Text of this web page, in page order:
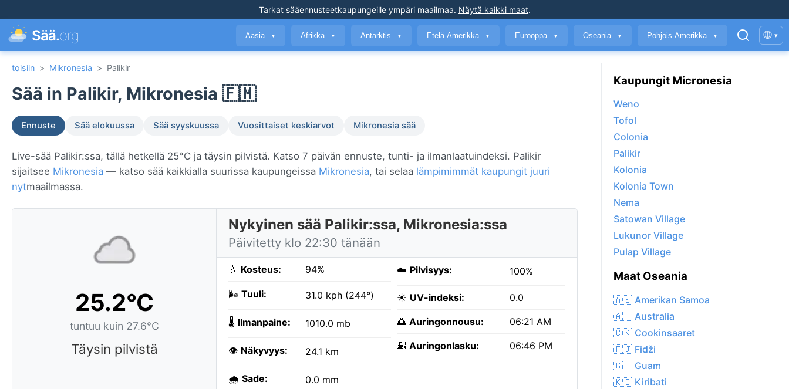
Tarkat sääennusteetkaupungeille ympäri maailmaa. Näytä kaikki maat.
Sää.org Aasia ▼ Afrikka ▼ Antarktis ▼ Etelä-Amerikka ▼ Eurooppa ▼ Oseania ▼ Pohjois-Amerikka ▼ 🌐 ▾
toisiin > Mikronesia > Palikir
Sää in Palikir, Mikronesia 🇫🇲
Ennuste Sää elokuussa Sää syyskuussa Vuosittaiset keskiarvot Mikronesia sää
Live-sää Palikir:ssa, tällä hetkellä 25°C ja täysin pilvistä. Katso 7 päivän ennuste, tunti- ja ilmanlaatuindeksi. Palikir
sijaitsee Mikronesia — katso sää kaikkialla suurissa kaupungeissa Mikronesia, tai selaa lämpimimmät kaupungit juuri
nytmaailmassa.
25.2°C
tuntuu kuin 27.6°C
Täysin pilvistä
Nykyinen sää Palikir:ssa, Mikronesia:ssa
Päivitetty klo 22:30 tänään
💧 Kosteus: 94%
🌬️ Tuuli: 31.0 kph (244°)
🌡️ Ilmanpaine: 1010.0 mb
👁️ Näkyvyys: 24.1 km
🌧️ Sade: 0.0 mm
☁️ Pilvisyys: 100%
☀️ UV-indeksi: 0.0
🌅 Auringonnousu: 06:21 AM
🌇 Auringonlasku: 06:46 PM
Kaupungit Micronesia
Weno
Tofol
Colonia
Palikir
Kolonia
Kolonia Town
Nema
Satowan Village
Lukunor Village
Pulap Village
Maat Oseania
🇦🇸 Amerikan Samoa
🇦🇺 Australia
🇨🇰 Cookinsaaret
🇫🇯 Fidži
🇬🇺 Guam
🇰🇮 Kiribati